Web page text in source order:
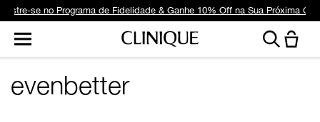
se no Programa de Fidelidade & Ganhe 10% Off na Sua Próxima
evenbetter